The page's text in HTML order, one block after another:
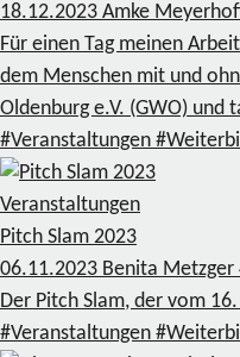
18.12.2023 Amke
Für einen Tag meinen
dem Menschen mit und
Oldenburg e.V. (GWO)
#Veranstaltungen
Veranstaltungen
Pitch Slam 2023
06.11.2023 Benita Metzger
Der Pitch Slam, der vom
#Veranstaltungen